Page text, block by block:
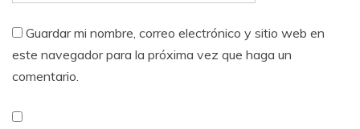
Guardar mi nombre, correo electrónico y sitio web en
este navegador para la próxima vez que haga un
comentario.